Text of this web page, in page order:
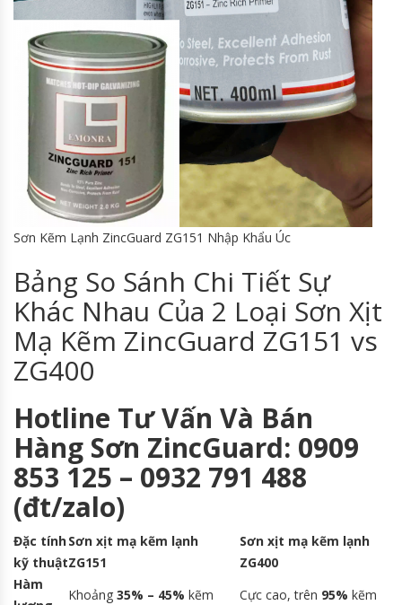
Sơn Kẽm Lạnh ZincGuard ZG151 Nhập Khẩu Úc
Bảng So Sánh Chi Tiết Sự
Khác Nhau Của 2 Loại Sơn Xịt
Mạ Kẽm ZincGuard ZG151 vs
ZG400
Hotline Tư Vấn Và Bán
Hàng Sơn ZincGuard: 0909
853 125 – 0932 791 488
(đt/zalo)
Đặc tính
kỹ thuật
Sơn xịt mạ kẽm lạnh
ZG151
Sơn xịt mạ kẽm lạnh
ZG400
Hàm
Khoảng 35% – 45% kẽm
Cực cao, trên 95% kẽm